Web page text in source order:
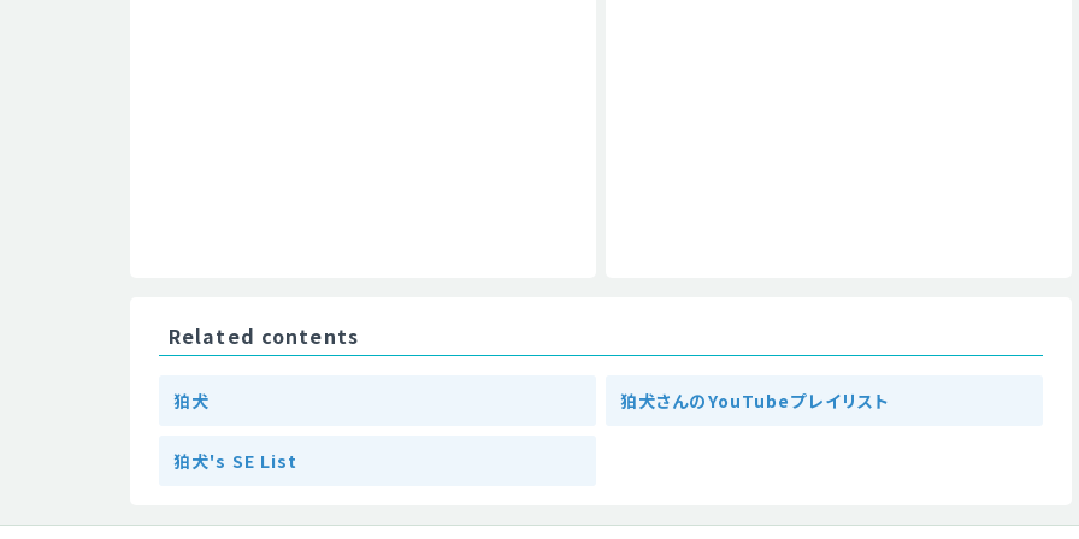
Related contents
狛犬 狛犬さんのYouTubeプレイリスト
狛犬's SE List